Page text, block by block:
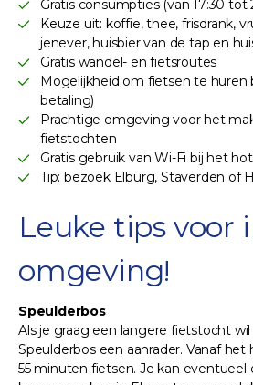
Gratis consumpties (van 17:30 tot
Keuze uit: koffie, thee, frisdrank,
jenever, huisbier van de tap en
Gratis wandel- en fietsroutes
Mogelijkheid om fietsen te
betaling)
Prachtige omgeving voor het
fietstochten
Gratis gebruik van Wi-Fi bij het
Tip: bezoek Elburg, Staverden of
Leuke tips voor
omgeving!
Speulderbos
Als je graag een langere fietstocht
Speulderbos een aanrader. Vanaf
55 minuten fietsen. Je kan eventueel